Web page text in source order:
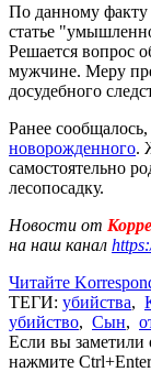
По данному факту
статье
Решается вопрос
мужчине. Меру
досудебного
Ранее
новорожденного.
самостоятельно
лесопосадку.
Новости от
на наш канал
Читайте
ТЕГИ: убийства,
убийство, Сын,
Если вы заметили
нажмите